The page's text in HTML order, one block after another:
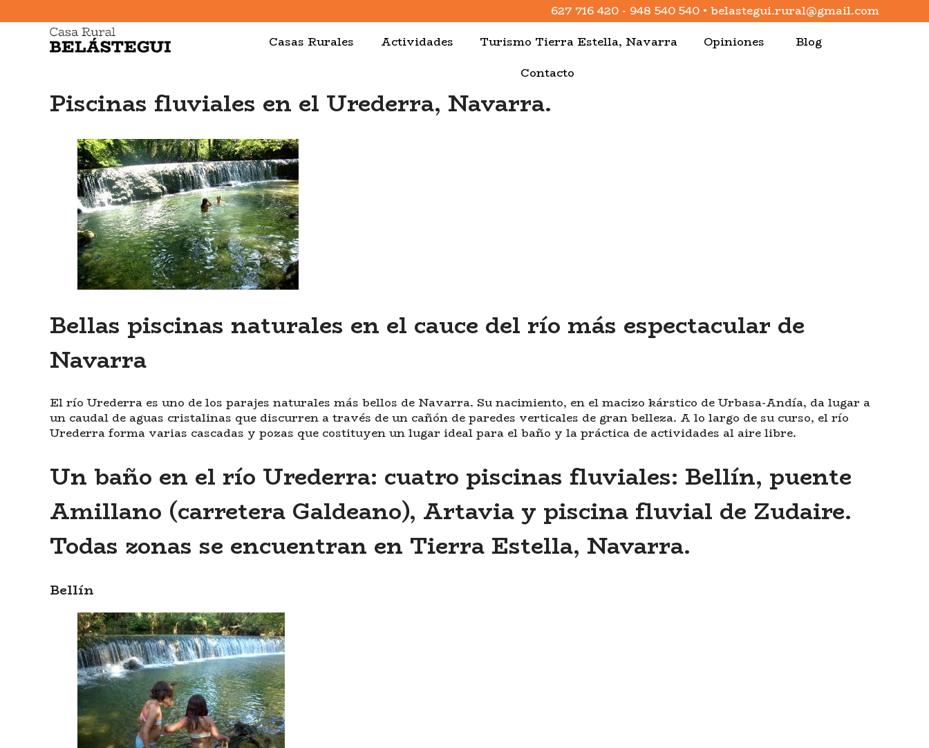
627 716 420 - 948 540 540 • belastegui.rural@gmail.com
Casas Rurales
Actividades Turismo Tierra Estella, Navarra Opiniones
Blog
Contacto
Piscinas fluviales en el Urederra, Navarra.
Bellas piscinas naturales en el cauce del río más espectacular de
Navarra
El río Urederra es uno de los parajes naturales más bellos de Navarra. Su nacimiento, en el macizo kárstico de Urbasa-Andía, da lugar a
un caudal de aguas cristalinas que discurren a través de un cañón de paredes verticales de gran belleza. A lo largo de su curso, el río
Urederra forma varias cascadas y pozas que costituyen un lugar ideal para el baño y la práctica de actividades al aire libre.
Un baño en el río Urederra: cuatro piscinas fluviales: Bellín, puente
Amillano (carretera Galdeano), Artavia y piscina fluvial de Zudaire.
Todas zonas se encuentran en Tierra Estella, Navarra.
Bellín